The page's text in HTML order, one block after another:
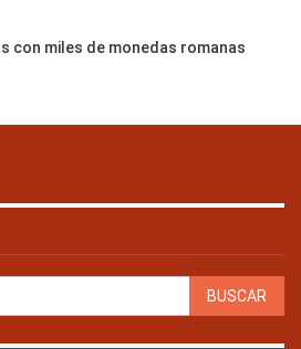
con miles de monedas romanas